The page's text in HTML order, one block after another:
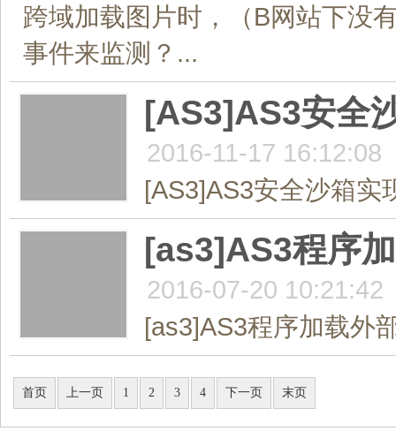
跨域加载图片时，（B网站下没
事件来监测？...
[AS3]AS3安全
2016-11-17 16:12:08
[AS3]AS3安全沙箱实
[as3]AS3程序
2016-07-20 10:21:42
[as3]AS3程序加载外
首页 上一页 1 2 3 4 下一页 末页